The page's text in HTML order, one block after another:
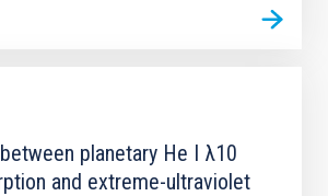
planetary He I λ10
and extreme-ultraviolet